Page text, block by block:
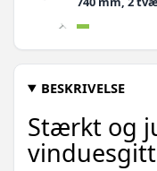
BESKRIVELSE
Stærkt og